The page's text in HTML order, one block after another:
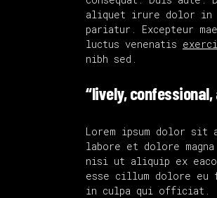
aliquet irure dolor in
pariatur. Excepteur
luctus venenatis
nibh sed.
“lively,
Lorem ipsum dolor sit
labore et dolore
nisi ut aliquip ex
esse cillum dolore eu
in culpa qui officiat.